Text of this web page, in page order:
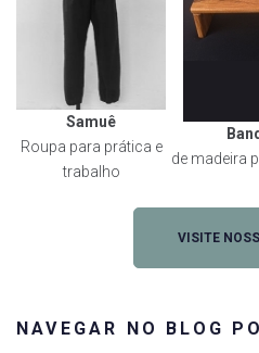
Samuê
Roupa para prática e
trabalho
de madeira
VISITE
NAVEGAR NO BLOG